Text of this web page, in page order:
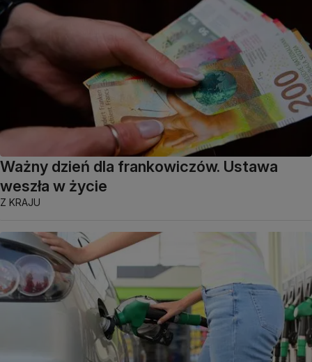
Ważny dzień dla frankowiczów. Ustawa
weszła w życie
Z KRAJU